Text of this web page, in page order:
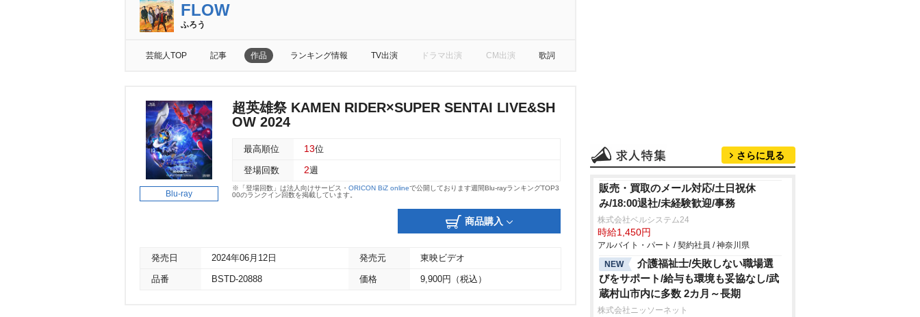
FLOW
ふろう
芸能人TOP 記事 作品 ランキング情報 TV出演 ドラマ出演 CM出演 歌詞
Blu-ray
超英雄祭 KAMEN RIDER×SUPER SENTAI LIVE&SH
OW 2024
最高順位 13位
登場回数 2週
※「登場回数」は法人向けサービス・ ORICON BiZ onlineで公開しております週間Blu-rayランキングTOP3
00のランクイン回数を掲載しています。
商品購入
発売日 2024年06月12日 発売元 東映ビデオ
品番 BSTD-20888 価格 9,900円（税込）
さらに見る
販売・買取のメール対応/土日祝休
み/18:00退社/未経験歓迎/事務
株式会社ベルシステム24
時給1,450円
アルバイト・パート / 契約社員 / 神奈川県
NEW
介護福祉士/失敗しない職場選
びをサポート/給与も環境も妥協なし/武
蔵村山市内に多数 2カ月～長期
株式会社ニッソーネット